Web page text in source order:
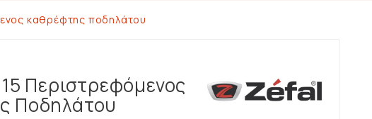
καθρέφτης ποδηλάτου
Περιστρεφόμενος
Ποδηλάτου